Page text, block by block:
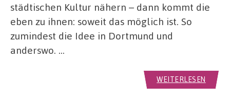
städtischen Kultur nähern – dann kommt die
eben zu ihnen: soweit das möglich ist. So
zumindest die Idee in Dortmund und
anderswo. …
WEITERLESEN